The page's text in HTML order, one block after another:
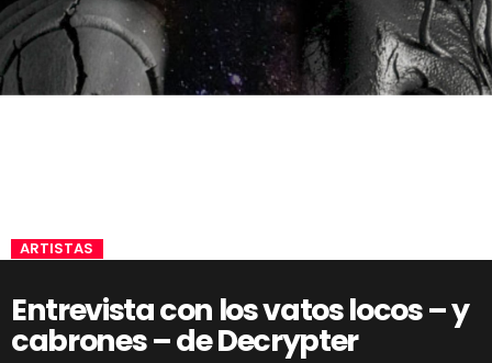
ARTISTAS
Entrevista con los vatos locos – y
cabrones – de Decrypter